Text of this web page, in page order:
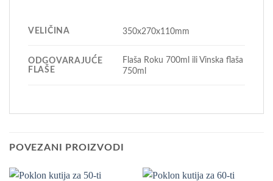
VELIČINA 350x270x110mm
ODGOVARAJUĆE
FLAŠE
Flaša Roku 700ml ili Vinska flaša
750ml
POVEZANI PROIZVODI